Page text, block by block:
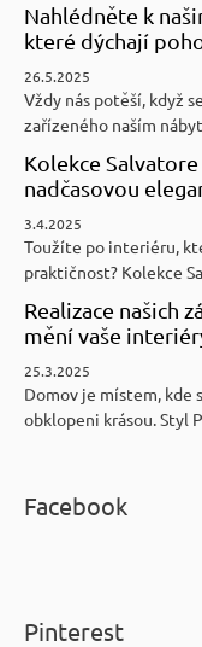
Nahlédněte k
které dýchají
26.5.2025
Vždy nás potěší, když
zařízeného naším
Kolekce
nadčasovou
3.4.2025
Toužíte po interiéru,
praktičnost? Kolekce
Realizace našich
mění vaše
25.3.2025
Domov je místem, kde
obklopeni krásou. Styl
Facebook
Pinterest